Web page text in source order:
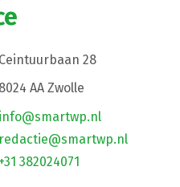
Ceintuurbaan 28
8024 AA Zwolle
info@smartwp.nl
redactie@smartwp.nl
+31 382024071